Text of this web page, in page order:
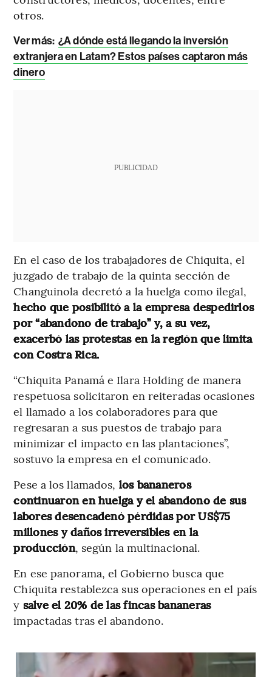
otros.
Ver más: ¿A dónde está llegando la inversión
extranjera en Latam? Estos países captaron más
dinero
PUBLICIDAD
En el caso de los trabajadores de Chiquita, el
juzgado de trabajo de la quinta sección de
Changuinola decretó a la huelga como ilegal,
hecho que posibilitó a la empresa despedirlos
por “abandono de trabajo” y, a su vez,
exacerbó las protestas en la región que limita
con Costra Rica.
“Chiquita Panamá e Ilara Holding de manera
respetuosa solicitaron en reiteradas ocasiones
el llamado a los colaboradores para que
regresaran a sus puestos de trabajo para
minimizar el impacto en las plantaciones”,
sostuvo la empresa en el comunicado.
Pese a los llamados, los bananeros
continuaron en huelga y el abandono de sus
labores desencadenó pérdidas por US$75
millones y daños irreversibles en la
producción, según la multinacional.
En ese panorama, el Gobierno busca que
Chiquita restablezca sus operaciones en el país
y salve el 20% de las fincas bananeras
impactadas tras el abandono.